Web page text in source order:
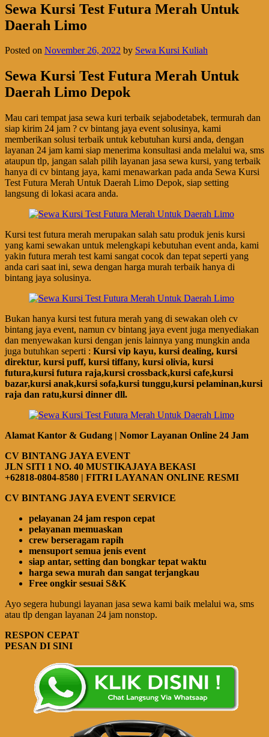
Sewa Kursi Test Futura Merah Untuk
Daerah Limo
Posted on November 26, 2022 by Sewa Kursi Kuliah
Sewa Kursi Test Futura Merah Untuk
Daerah Limo Depok
Mau cari tempat jasa sewa kuri terbaik sejabodetabek, termurah dan
siap kirim 24 jam ? cv bintang jaya event solusinya, kami
memberikan solusi terbaik untuk kebutuhan kursi anda, dengan
layanan 24 jam kami siap menerima konsultasi anda melalui wa, sms
ataupun tlp, jangan salah pilih layanan jasa sewa kursi, yang terbaik
hanya di cv bintang jaya, kami menawarkan pada anda Sewa Kursi
Test Futura Merah Untuk Daerah Limo Depok, siap setting
langsung di lokasi acara anda.
Kursi test futura merah merupakan salah satu produk jenis kursi
yang kami sewakan untuk melengkapi kebutuhan event anda, kami
yakin futura merah test kami sangat cocok dan tepat seperti yang
anda cari saat ini, sewa dengan harga murah terbaik hanya di
bintang jaya solusinya.
Bukan hanya kursi test futura merah yang di sewakan oleh cv
bintang jaya event, namun cv bintang jaya event juga menyediakan
dan menyewakan kursi dengan jenis lainnya yang mungkin anda
juga butuhkan seperti : Kursi vip kayu, kursi dealing, kursi
direktur, kursi puff, kursi tiffany, kursi olivia, kursi
futura,kursi futura raja,kursi crossback,kursi cafe,kursi
bazar,kursi anak,kursi sofa,kursi tunggu,kursi pelaminan,kursi
raja dan ratu,kursi dinner dll.
Alamat Kantor & Gudang | Nomor Layanan Online 24 Jam
CV BINTANG JAYA EVENT
JLN SITI 1 NO. 40 MUSTIKAJAYA BEKASI
+62818-0804-8580 | FITRI LAYANAN ONLINE RESMI
CV BINTANG JAYA EVENT SERVICE
pelayanan 24 jam respon cepat
pelayanan memuaskan
crew berseragam rapih
mensuport semua jenis event
siap antar, setting dan bongkar tepat waktu
harga sewa murah dan sangat terjangkau
Free ongkir sesuai S&K
Ayo segera hubungi layanan jasa sewa kami baik melalui wa, sms
atau tlp dengan layanan 24 jam nonstop.
RESPON CEPAT
PESAN DI SINI